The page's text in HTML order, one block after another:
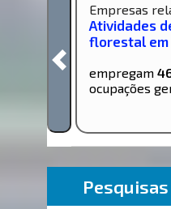
Empresas
Atividades
florestal em
empregam
ocupações